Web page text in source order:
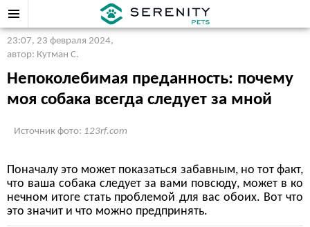
23:07, 23 февраля 2024,
автор: Кутман С.
Непоколебимая преданность: почему
моя собака всегда следует за мной
Источник фото: 123rf.com
Поначалу это может показаться забавным, но тот факт,
что ваша собака следует за вами повсюду, может в ко
нечном итоге стать проблемой для вас обоих. Вот что
это значит и что можно предпринять.